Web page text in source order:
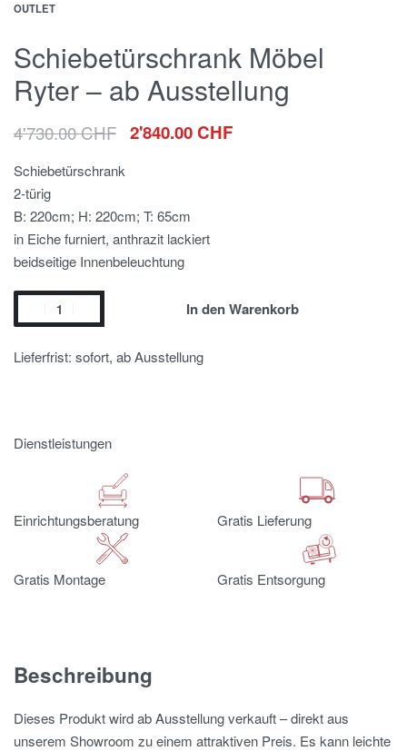
OUTLET
Schiebetürschrank Möbel
Ryter – ab Ausstellung
4'730.00CHF 2'840.00CHF
Schiebetürschrank
2-türig
B: 220cm; H: 220cm; T: 65cm
in Eiche furniert, anthrazit lackiert
beidseitige Innenbeleuchtung
In den Warenkorb
Lieferfrist: sofort, ab Ausstellung
Dienstleistungen
Einrichtungsberatung Gratis Lieferung
Gratis Montage Gratis Entsorgung
Beschreibung
Dieses Produkt wird ab Ausstellung verkauft – direkt aus
unserem Showroom zu einem attraktiven Preis. Es kann leichte